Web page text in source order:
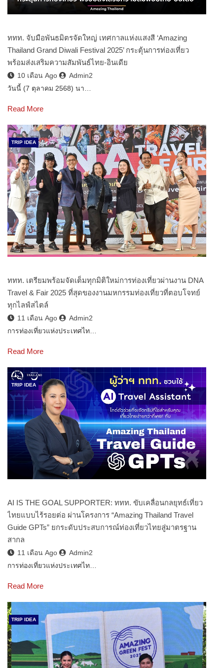
ททท. จับมือพันธมิตรจัดใหญ่ เทศกาลแห่งแสงสี ‘Amazing
Thailand Grand Diwali Festival 2025’ กระตุ้นการท่องเที่ยว
พร้อมส่งเสริมความสัมพันธ์ไทย-อินเดีย
10 เดือน Ago
Admin2
วันนี้ (7 ตุลาคม 2568) นา…
Read More
TRIP IDEA
ททท. เตรียมพร้อมจัดเต็มทุกมิติใหม่การท่องเที่ยวผ่านงาน DNA
Travel & Fair 2025 ที่สุดของงานมหกรรมท่องเที่ยวที่ตอบโจทย์
ทุกไลฟ์สไตล์
11 เดือน Ago
Admin2
การท่องเที่ยวแห่งประเทศไท…
Read More
TRIP IDEA
AI IS THE GOAL SUPPORTER: ททท. ขับเคลื่อนกลยุทธ์เที่ยว
ไทยแบบไร้รอยต่อ ผ่านโครงการ “Amazing Thailand Travel
Guide GPTs” ยกระดับประสบการณ์ท่องเที่ยวไทยสู่มาตรฐาน
สากล
11 เดือน Ago
Admin2
การท่องเที่ยวแห่งประเทศไท…
Read More
TRIP IDEA